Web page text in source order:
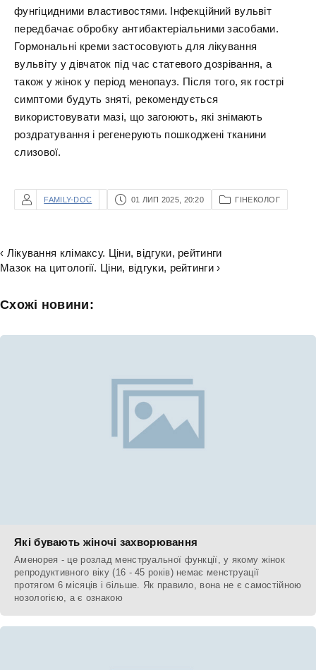
фунгіцидними властивостями. Інфекційний вульвіт
передбачає обробку антибактеріальними засобами.
Гормональні креми застосовують для лікування
вульвіту у дівчаток під час статевого дозрівання, а
також у жінок у період менопауз. Після того, як гострі
симптоми будуть зняті, рекомендується
використовувати мазі, що загоюють, які знімають
роздратування і регенерують пошкоджені тканини
слизової.
FAMILY-DOC 01 ЛИП 2025, 20:20 ГІНЕКОЛОГ
‹ Лікування клімаксу. Ціни, відгуки, рейтинги
Мазок на цитології. Ціни, відгуки, рейтинги ›
Схожі новини:
Які бувають жіночі захворювання
Аменорея - це розлад менструальної функції, у якому жінок
репродуктивного віку (16 - 45 років) немає менструації
протягом 6 місяців і більше. Як правило, вона не є самостійною
нозологією, а є ознакою